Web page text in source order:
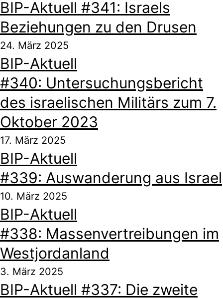
BIP-Aktuell #341: Israels
Beziehungen zu den Drusen
24. März 2025
BIP-Aktuell
#340: Untersuchungsbericht
des israelischen Militärs zum 7.
Oktober 2023
17. März 2025
BIP-Aktuell
#339: Auswanderung aus Israel
10. März 2025
BIP-Aktuell
#338: Massenvertreibungen im
Westjordanland
3. März 2025
BIP-Aktuell #337: Die zweite